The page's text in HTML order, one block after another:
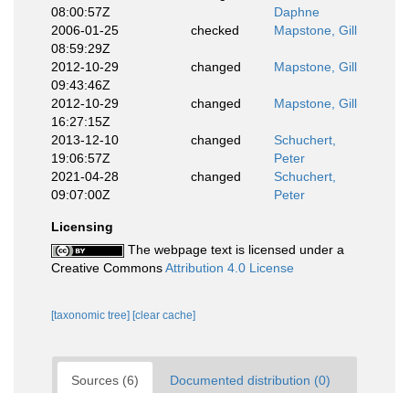
08:00:57Z
Daphne
2006-01-25
08:59:29Z
checked Mapstone, Gill
2012-10-29
09:43:46Z
changed Mapstone, Gill
2012-10-29
16:27:15Z
changed Mapstone, Gill
2013-12-10
19:06:57Z
changed
Schuchert,
Peter
2021-04-28
09:07:00Z
changed
Schuchert,
Peter
Licensing
The webpage text is licensed under a
Creative CommonsAttribution 4.0 License
[taxonomic tree] [clear cache]
Sources (6) Documented distribution (0)